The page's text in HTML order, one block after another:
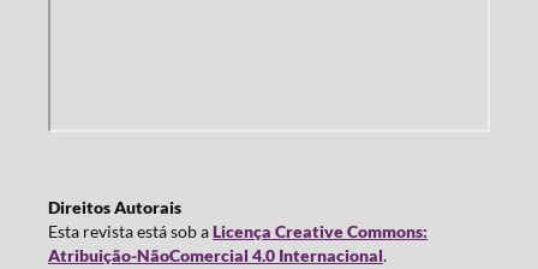
Direitos Autorais
Esta revista está sob aLicença Creative Commons:
Atribuição-NãoComercial 4.0 Internacional.